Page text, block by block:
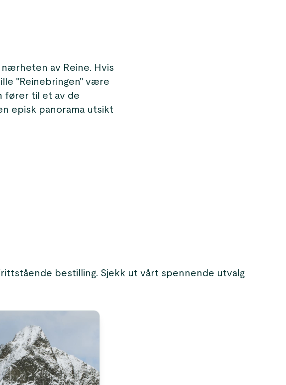
av Reine. Hvis
"Reinebringen" være
fører til et av de
episk panorama utsikt
bestilling. Sjekk ut vårt spennende utvalg